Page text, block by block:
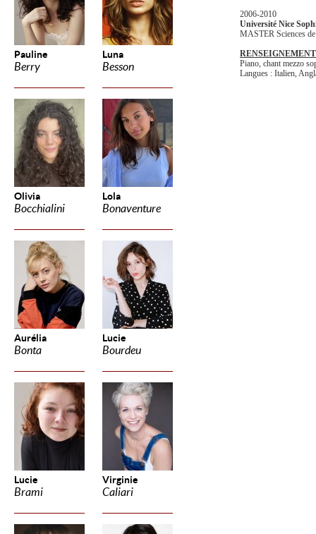
Pauline
Berry
Luna
Besson
Olivia
Bocchialini
Lola
Bonaventure
Aurélia
Bonta
Lucie
Bourdeu
Lucie
Brami
Virginie
Caliari
2006-2010
Université Nice
MASTER Sciences
Piano, chant mezzo
Langues : Italien,